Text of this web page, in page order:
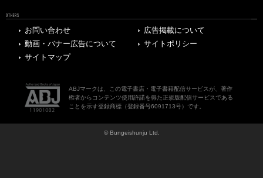
OTHERS
お問い合わせ
広告掲載について
動画・バナー広告について
サイトポリシー
サイトマップ
ABJマークは、この電子書店・電子書籍配信サービスが、著作
権者からコンテンツ使用許諾を得た正規版配信サービスである
ことを示す登録商標（登録番号6091713号）です。
© Bungeishunju Ltd.